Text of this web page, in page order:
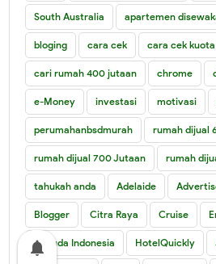
South Australia apartemen
bloging cara cek cara cek kuota
cari rumah 400 jutaan chrome
e-Money investasi motivasi
perumahanbsdmurah rumah dijual
rumah dijual 700 Jutaan rumah
tahukah anda Adelaide
Blogger Citra Raya Cruise
Garuda Indonesia HotelQuickly
notifications